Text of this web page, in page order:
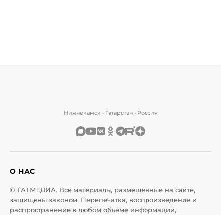
Нижнекамск • Татарстан • Россия
О НАС
© ТАТМЕДИА. Все материалы, размещенные на сайте,
защищены законом. Перепечатка, воспроизведение и
распространение в любом объеме информации,